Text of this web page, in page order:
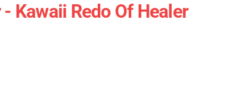
Kawaii Redo Of Healer